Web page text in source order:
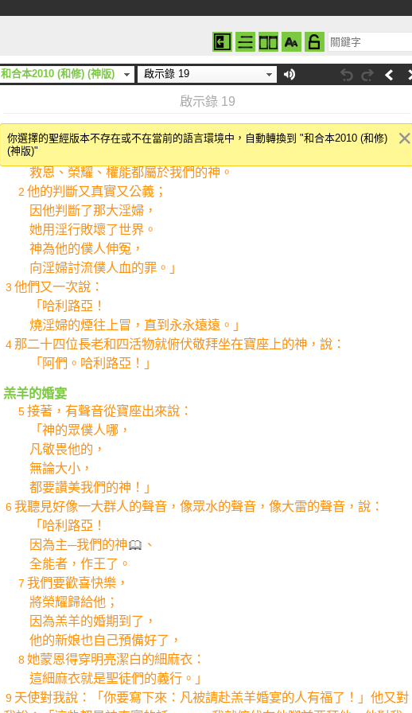
和合本2010 (和修) (神版) 啟示錄 19
啟示錄 19
1此後，我聽見好像有一大群人在天上大聲說：
「哈利路亞
救恩、榮耀、權能都屬於我們的神。
2 他的判斷又真實又公義；
因他判斷了那大淫婦，
她用淫行敗壞了世界。
神為他的僕人伸冤，
向淫婦討流僕人血的罪。」
3 他們又一次說：
「哈利路亞！
燒淫婦的煙往上冒，直到永永遠遠。」
4那二十四位長老和四活物就俯伏敬拜坐在寶座上的神，說：
「阿們。哈利路亞！」
羔羊的婚宴
5接著，有聲音從寶座出來說：
「神的眾僕人哪，
凡敬畏他的，
無論大小，
都要讚美我們的神！」
6我聽見好像一大群人的聲音，像眾水的聲音，像大雷的聲音，說：
「哈利路亞！
因為主─我們的神
、
全能者，作王了。
7 我們要歡喜快樂，
將榮耀歸給他；
因為羔羊的婚期到了，
他的新娘也自己預備好了，
8她蒙恩得穿明亮潔白的細麻衣：
這細麻衣就是聖徒們的義行。」
9 天使對我說：「你要寫下來：凡被請赴羔羊婚宴的人有福了！」他又對
你選擇的聖經版本不存在或不在當前的語言環境中，自動轉換到 "和合本2010 (和修)
(神版)"